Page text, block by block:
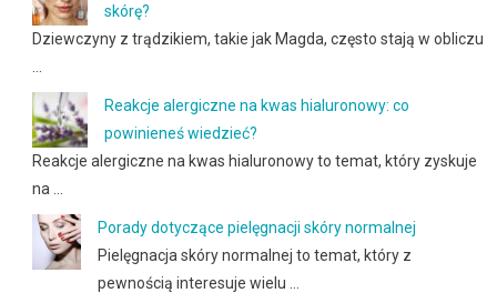
skórę?
Dziewczyny z trądzikiem, takie jak Magda, często stają w obliczu
Reakcje alergiczne na kwas hialuronowy: co
powinieneś wiedzieć?
Reakcje alergiczne na kwas hialuronowy to temat, który zyskuje
na …
Porady dotyczące pielęgnacji skóry normalnej
Pielęgnacja skóry normalnej to temat, który z
pewnością interesuje wielu …